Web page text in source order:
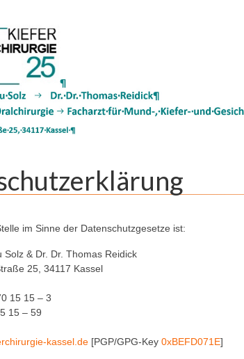
im Sinne der Datenschutzgesetze ist:
Solz & Dr. Dr. Tho­mas Rei­dick
25, 34117 Kas­sel
15 15 – 3
15 – 59
kas­sel.de [PGP/GPG-Key 0x­BEF­D071E]